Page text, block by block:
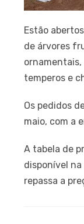
Estão
de árvores
temperos e
Os pedidos
maio, com a
A tabela de
disponível
repassa a